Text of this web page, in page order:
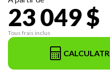
23 049 $
Tous frais inclus